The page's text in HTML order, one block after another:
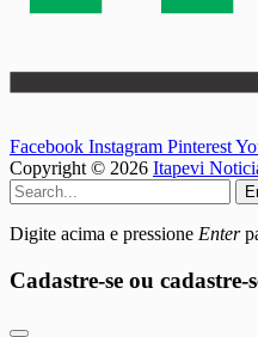
Facebook Instagram Pinterest
Copyright © 2026 Itapevi
Digite acima e pressione Enter
Cadastre-se ou cadastre-